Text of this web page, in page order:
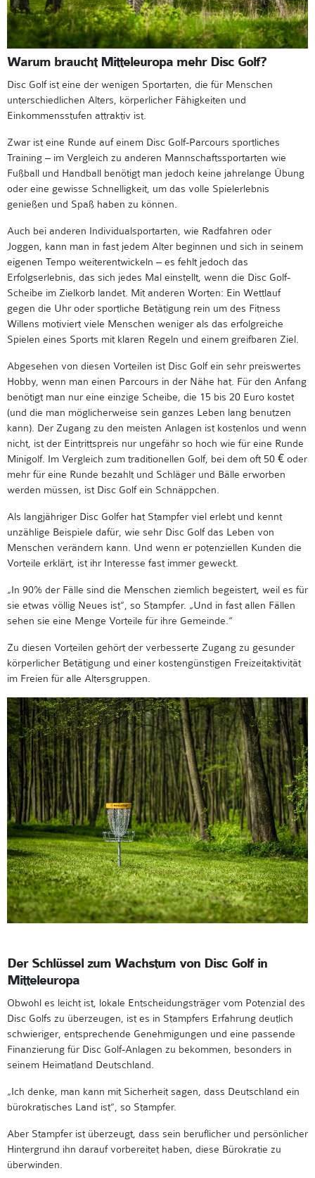
Warum braucht Mitteleuropa mehr Disc Golf?
Disc Golf ist eine der wenigen Sportarten, die für Menschen
unterschiedlichen Alters, körperlicher Fähigkeiten und
Einkommensstufen attraktiv ist.
Zwar ist eine Runde auf einem Disc Golf-Parcours sportliches
Training – im Vergleich zu anderen Mannschaftssportarten wie
Fußball und Handball benötigt man jedoch keine jahrelange Übung
oder eine gewisse Schnelligkeit, um das volle Spielerlebnis
genießen und Spaß haben zu können.
Auch bei anderen Individualsportarten, wie Radfahren oder
Joggen, kann man in fast jedem Alter beginnen und sich in seinem
eigenen Tempo weiterentwickeln – es fehlt jedoch das
Erfolgserlebnis, das sich jedes Mal einstellt, wenn die Disc Golf-
Scheibe im Zielkorb landet. Mit anderen Worten: Ein Wettlauf
gegen die Uhr oder sportliche Betätigung rein um des Fitness
Willens motiviert viele Menschen weniger als das erfolgreiche
Spielen eines Sports mit klaren Regeln und einem greifbaren Ziel.
Abgesehen von diesen Vorteilen ist Disc Golf ein sehr preiswertes
Hobby, wenn man einen Parcours in der Nähe hat. Für den Anfang
benötigt man nur eine einzige Scheibe, die 15 bis 20 Euro kostet
(und die man möglicherweise sein ganzes Leben lang benutzen
kann). Der Zugang zu den meisten Anlagen ist kostenlos und wenn
nicht, ist der Eintrittspreis nur ungefähr so hoch wie für eine Runde
Minigolf. Im Vergleich zum traditionellen Golf, bei dem oft 50 € oder
mehr für eine Runde bezahlt und Schläger und Bälle erworben
werden müssen, ist Disc Golf ein Schnäppchen.
Als langjähriger Disc Golfer hat Stampfer viel erlebt und kennt
unzählige Beispiele dafür, wie sehr Disc Golf das Leben von
Menschen verändern kann. Und wenn er potenziellen Kunden die
Vorteile erklärt, ist ihr Interesse fast immer geweckt.
„In 90% der Fälle sind die Menschen ziemlich begeistert, weil es für
sie etwas völlig Neues ist“, so Stampfer. „Und in fast allen Fällen
sehen sie eine Menge Vorteile für ihre Gemeinde.“
Zu diesen Vorteilen gehört der verbesserte Zugang zu gesunder
körperlicher Betätigung und einer kostengünstigen Freizeitaktivität
im Freien für alle Altersgruppen.
Der Schlüssel zum Wachstum von Disc Golf in
Mitteleuropa
Obwohl es leicht ist, lokale Entscheidungsträger vom Potenzial des
Disc Golfs zu überzeugen, ist es in Stampfers Erfahrung deutlich
schwieriger, entsprechende Genehmigungen und eine passende
Finanzierung für Disc Golf-Anlagen zu bekommen, besonders in
seinem Heimatland Deutschland.
„Ich denke, man kann mit Sicherheit sagen, dass Deutschland ein
bürokratisches Land ist“, so Stampfer.
Aber Stampfer ist überzeugt, dass sein beruflicher und persönlicher
Hintergrund ihn darauf vorbereitet haben, diese Bürokratie zu
überwinden.